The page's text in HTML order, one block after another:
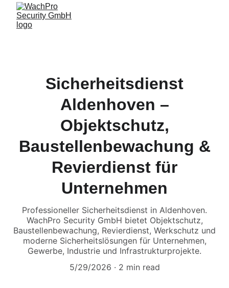
Sicherheitsdienst
Aldenhoven –
Objektschutz,
Baustellenbewachung &
Revierdienst für
Unternehmen
Professioneller Sicherheitsdienst in Aldenhoven.
WachPro Security GmbH bietet Objektschutz,
Baustellenbewachung, Revierdienst, Werkschutz und
moderne Sicherheitslösungen für Unternehmen,
Gewerbe, Industrie und Infrastrukturprojekte.
5/29/2026
2 min read